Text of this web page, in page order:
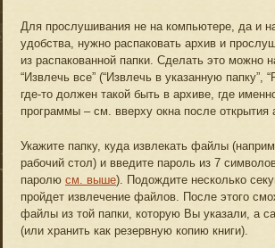
Для прослушивания не на компьютере, да и
удобства, нужно распаковать архив и
из распакованной папки. Сделать это можно
“Извлечь все” (“Извлечь в указанную папку”,
где-то должен такой быть в архиве, где
программы – см. вверху окна после открытия
Укажите папку, куда извлекать файлы
рабочий стол) и введите пароль из 7
паролю см. выше). Подождите несколько
пройдет извлечение файлов. После этого
файлы из той папки, которую Вы указали, а
(или хранить как резервную копию книги).